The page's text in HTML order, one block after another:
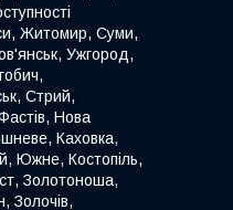
Житомир, Суми,
Ужгород,
Стрий,
Нова
Каховка,
Южне, Костопіль,
Золотоноша,
Золочів,